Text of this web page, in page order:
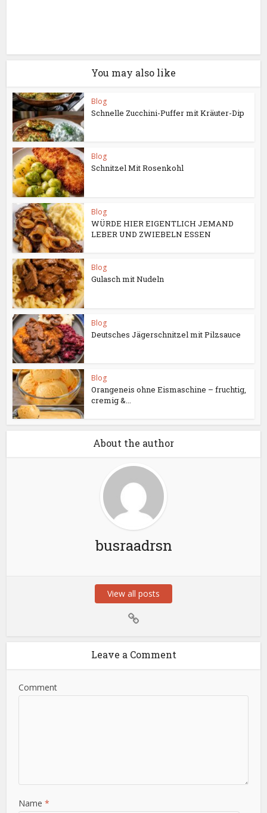
You may also like
Blog
Schnelle Zucchini-Puffer mit Kräuter-Dip
Blog
Schnitzel Mit Rosenkohl
Blog
WÜRDE HIER EIGENTLICH JEMAND
LEBER UND ZWIEBELN ESSEN
Blog
Gulasch mit Nudeln
Blog
Deutsches Jägerschnitzel mit Pilzsauce
Blog
Orangeneis ohne Eismaschine – fruchtig,
cremig &...
About the author
busraadrsn
View all posts
Leave a Comment
Comment
Name*